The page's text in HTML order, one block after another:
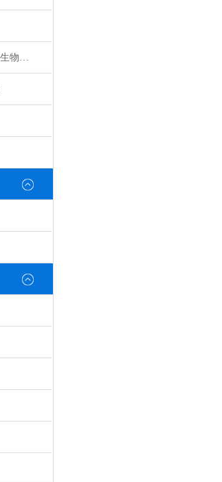
人工基质篮式采样器|底栖生物挂板